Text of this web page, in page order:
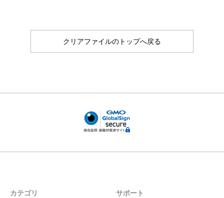
クリアファイルのトップへ戻る
カテゴリ サポート